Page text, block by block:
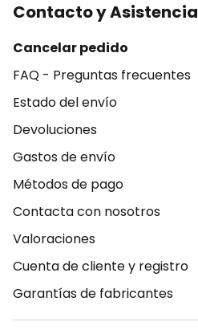
Contacto y Asistencia
Cancelar pedido
FAQ - Preguntas frecuentes
Estado del envío
Devoluciones
Gastos de envío
Métodos de pago
Contacta con nosotros
Valoraciones
Cuenta de cliente y registro
Garantías de fabricantes